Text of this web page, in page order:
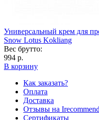
Универсальный крем для
Snow Lotus Kokliang
Вес брутто:
994 р.
В корзину
Как заказать?
Оплата
Доставка
Отзывы на Irecommend
Сертификаты